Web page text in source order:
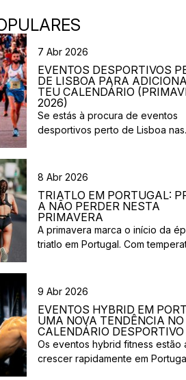
7 Abr 2026
EVENTOS DESPORTIVOS
DE LISBOA PARA
TEU CALENDÁRIO
2026)
Se estás à procura de eventos
desportivos perto de Lisboa nas
vão acontecer na região durante
provas urbanas e eventos de
existem opções para diferentes
objetivos. Aqui ficam algumas
de eventos desportivos perto de
8 Abr 2026
TRIATLO EM PORTUGAL:
A NÃO PERDER NESTA
PRIMAVERA
A primavera marca o início da
triatlo em Portugal. Com
esta é uma excelente altura para
teu primeiro triatlo. Entre provas
longa distância, eventos
desafios off-road, estas são
das provas […]
9 Abr 2026
EVENTOS HYBRID EM
UMA NOVA TENDÊNCIA NO
CALENDÁRIO DESPORTIVO
Os eventos hybrid fitness estão
crescer rapidamente em